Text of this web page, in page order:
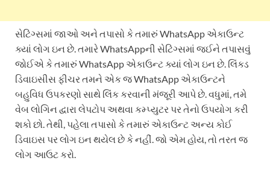
સેટિંગ્સમાં જાઓ અને તપાસો કે તમારું WhatsApp એકાઉન્ટ
ક્યાં લોગ ઇન છે. તમારે WhatsAppની સેટિંગ્સમાં જઈને તપાસવું
જોઈએ કે તમારું WhatsApp એકાઉન્ટ ક્યાં લોગ ઇન છે. લિંક્ડ
ડિવાઇસીસ ફીચર તમને એક જ WhatsApp એકાઉન્ટને
બહુવિધ ઉપકરણો સાથે લિંક કરવાની મંજૂરી આપે છે. વધુમાં, તમે
વેબ લોગિન દ્વારા લેપટોપ અથવા કમ્પ્યુટર પર તેનો ઉપયોગ કરી
શકો છો. તેથી, પહેલા તપાસો કે તમારું એકાઉન્ટ અન્ય કોઈ
ડિવાઇસ પર લોગ ઇન થયેલ છે કે નહીં. જો એમ હોય, તો તરત જ
લોગ આઉટ કરો.